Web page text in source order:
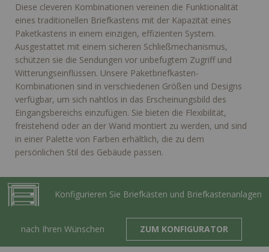
Diese cleveren Kombinationen vereinen die Funktionalität
eines traditionellen Briefkastens mit der Kapazität eines
Paketkastens in einem einzigen, effizienten System.
Ausgestattet mit einem sicheren Schließmechanismus,
schützen sie die Sendungen vor unbefugtem Zugriff und
Witterungseinflüssen. Unsere Paketbriefkasten-
Kombinationen sind in verschiedenen Größen und Designs
verfügbar, um sich nahtlos in das Erscheinungsbild des
Eingangsbereichs einzufügen. Sie bieten die Flexibilität,
freistehend oder an der Wand montiert zu werden, und sind
in einer Palette von Farben erhältlich, die zu dem
persönlichen Stil des Gebäude passen.
Konfigurieren Sie Briefkästen und Briefkastenanlagen
nach Ihren Wünschen ZUM KONFIGURATOR